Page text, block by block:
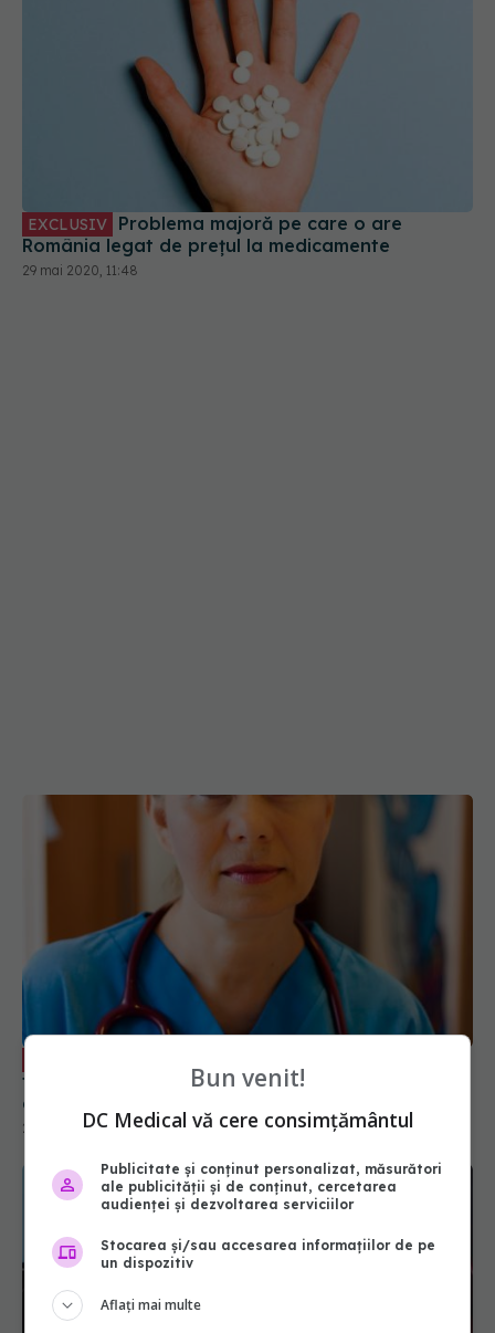
EXCLUSIV
România legat de prețul la medicamente
29 mai 2020, 11:48
teribilă din pandemia COVID-19: Ne-am
confruntat cu o boală nouă
29 mai 2020, 18:47
Bun venit!
DC Medical vă cere consimțământul
Publicitate și conținut personalizat, măsurători
ale publicității și de conținut, cercetarea
audienței și dezvoltarea serviciilor
Stocarea și/sau accesarea informațiilor de pe
un dispozitiv
Aflați mai multe